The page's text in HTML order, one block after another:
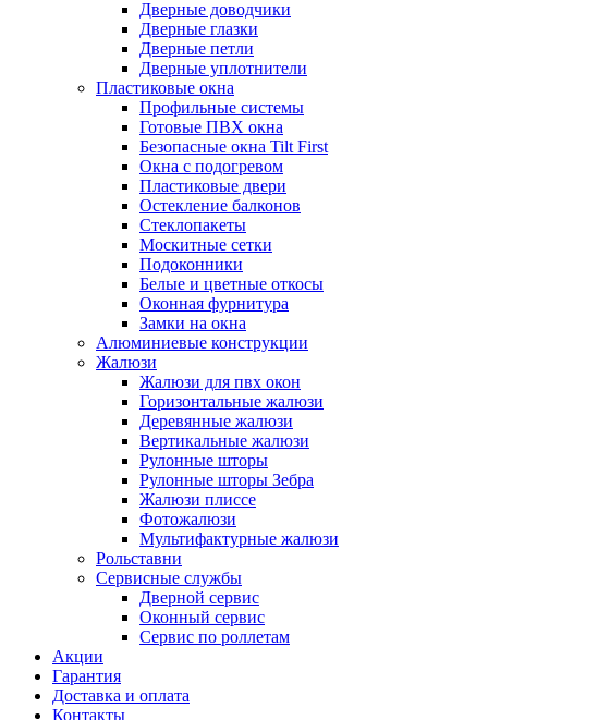
Дверные доводчики
Дверные глазки
Дверные петли
Дверные уплотнители
Пластиковые окна
Профильные системы
Готовые ПВХ окна
Безопасные окна Tilt First
Окна с подогревом
Пластиковые двери
Остекление балконов
Стеклопакеты
Москитные сетки
Подоконники
Белые и цветные откосы
Оконная фурнитура
Замки на окна
Алюминиевые конструкции
Жалюзи
Жалюзи для пвх окон
Горизонтальные жалюзи
Деревянные жалюзи
Вертикальные жалюзи
Рулонные шторы
Рулонные шторы Зебра
Жалюзи плиссе
Фотожалюзи
Мультифактурные жалюзи
Рольставни
Сервисные службы
Дверной сервис
Оконный сервис
Сервис по роллетам
Акции
Гарантия
Доставка и оплата
Контакты